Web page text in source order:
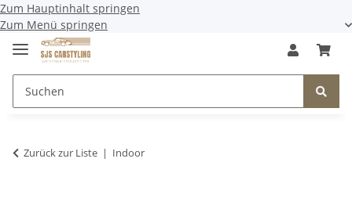
Zum Hauptinhalt springen
Zum Menü springen
Zurück zur Liste Indoor